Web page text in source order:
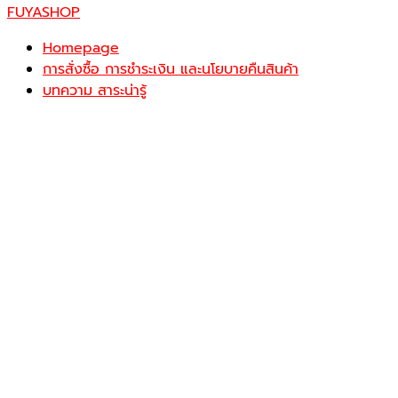
FUYASHOP
Homepage
การสั่งซื้อ การชำระเงิน และนโยบายคืนสินค้า
บทความ สาระน่ารู้